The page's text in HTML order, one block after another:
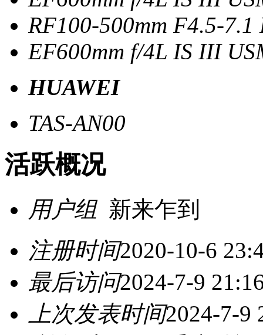
RF100-500mm F4.5-7.1
EF600mm f/4L IS III
HUAWEI
TAS-AN00
活跃概况
用户组 新来乍到
注册时间2020-10-6
最后访问2024-7-9
上次发表时间2024-7-9